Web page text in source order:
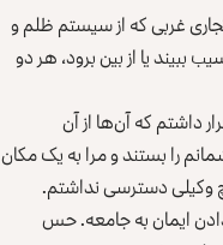
غربی که از سیستم ظلم و
یا از بین برود، هر دو
داشتم که آن‌ها از آن
چشمانم را بستند و مرا به یک مکان
وکیلی دسترسی نداشتم.
ایمان به جامعه. حس